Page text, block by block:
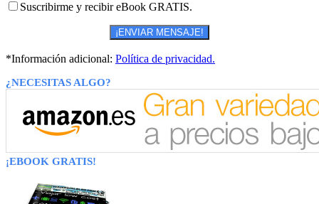
Suscribirme y recibir eBook GRATIS.
*Información adicional: Política de privacidad.
¿NECESITAS ALGO?
¡EBOOK GRATIS!